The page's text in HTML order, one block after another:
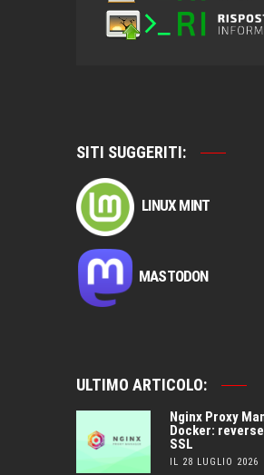
SITI SUGGERITI:
LINUX MINT
MASTODON
ULTIMO ARTICOLO:
Nginx Proxy
Docker:
SSL
IL 28 LUGLIO 2026